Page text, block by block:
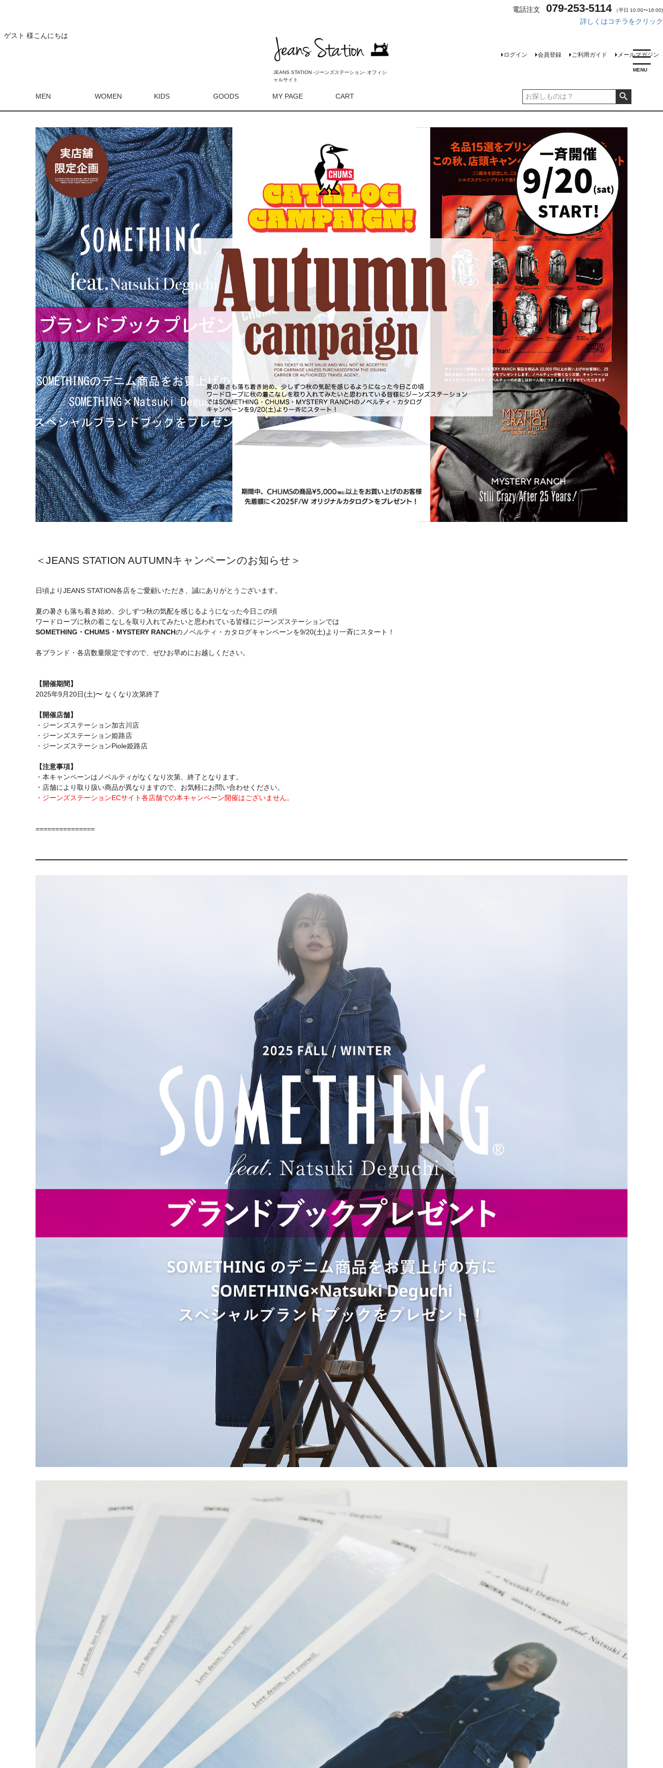
電話注文 079-253-5114 （平日 10:00〜16:00)
詳しくはコチラをクリック
ゲスト 様こんにちは
JEANS STATION -ジーンズステーション- オフィシ
ャルサイト
ログイン 会員登録 ご利用ガイド メールマガジン
MEN WOMEN KIDS GOODS MY PAGE CART
MENU
＜JEANS STATION AUTUMNキャンペーンのお知らせ＞
日頃よりJEANS STATION各店をご愛顧いただき、誠にありがとうございます。
夏の暑さも落ち着き始め、少しずつ秋の気配を感じるようになった今日この頃
ワードローブに秋の着こなしを取り入れてみたいと思われている皆様にジーンズステーションでは
SOMETHING・CHUMS・MYSTERY RANCHのノベルティ・カタログキャンペーンを9/20(土)より一斉にスタート！
各ブランド・各店数量限定ですので、ぜひお早めにお越しください。
【開催期間】
2025年9月20日(土)〜 なくなり次第終了
【開催店舗】
・ジーンズステーション加古川店
・ジーンズステーション姫路店
・ジーンズステーションPiole姫路店
【注意事項】
・本キャンペーンはノベルティがなくなり次第、終了となります。
・店舗により取り扱い商品が異なりますので、お気軽にお問い合わせください。
・ジーンズステーションECサイト各店舗での本キャンペーン開催はございません。
===============